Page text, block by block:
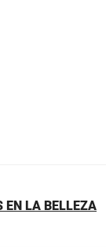
EN LA BELLEZA